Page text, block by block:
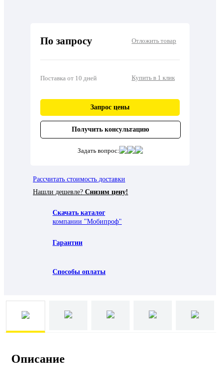
По запросу Отложить товар
Поставка от 10 дней Купить в 1 клик
Запрос цены
Получить консультацию
Задать вопрос:
Рассчитать стоимость доставки
Нашли дешевле? Снизим цену!
Скачать каталог
компании "Мобипроф"
Гарантии
Способы оплаты
Описание